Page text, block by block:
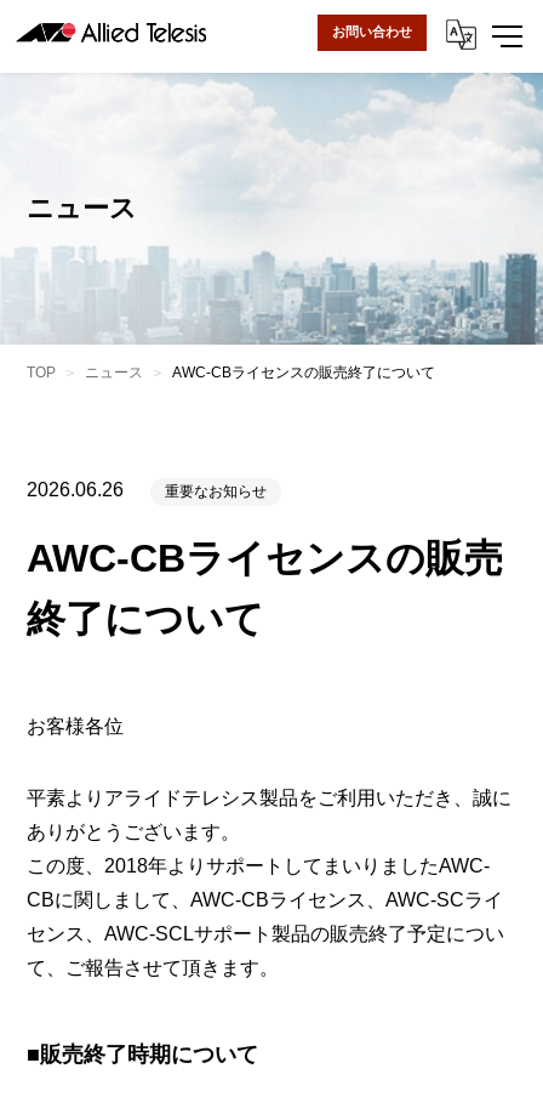
お問い合わせ
ニュース
TOP ニュース AWC-CBライセンスの販売終了について
2026.06.26 重要なお知らせ
AWC-CBライセンスの販売
終了について
お客様各位
平素よりアライドテレシス製品をご利用いただき、誠に
ありがとうございます。
この度、2018年よりサポートしてまいりましたAWC-
CBに関しまして、AWC-CBライセンス、AWC-SCライ
センス、AWC-SCLサポート製品の販売終了予定につい
て、ご報告させて頂きます。
■販売終了時期について